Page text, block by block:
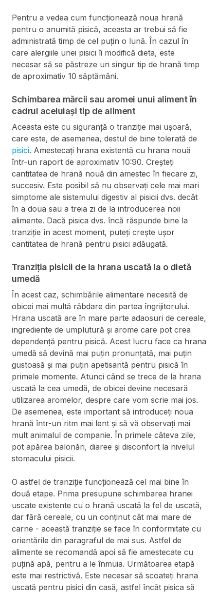
Pentru a vedea cum funcționează noua hrană
pentru o anumită pisică, aceasta ar trebui să fie
administrată timp de cel puțin o lună. În cazul în
care alergiile unei pisici îi modifică dieta, este
necesar să se păstreze un singur tip de hrană timp
de aproximativ 10 săptămâni.
Schimbarea mărcii sau aromei unui aliment în
cadrul aceluiași tip de aliment
Aceasta este cu siguranță o tranziție mai ușoară,
care este, de asemenea, destul de bine tolerată de
pisici. Amestecați hrana existentă cu hrana nouă
într-un raport de aproximativ 10:90. Creșteți
cantitatea de hrană nouă din amestec în fiecare zi,
succesiv. Este posibil să nu observați cele mai mari
simptome ale sistemului digestiv al pisicii dvs. decât
în a doua sau a treia zi de la introducerea noii
alimente. Dacă pisica dvs. încă răspunde bine la
tranziție în acest moment, puteți crește ușor
cantitatea de hrană pentru pisici adăugată.
Tranziția pisicii de la hrana uscată la o dietă
umedă
În acest caz, schimbările alimentare necesită de
obicei mai multă răbdare din partea îngrijitorului.
Hrana uscată are în mare parte adaosuri de cereale,
ingrediente de umplutură și arome care pot crea
dependență pentru pisică. Acest lucru face ca hrana
umedă să devină mai puțin pronunțată, mai puțin
gustoasă și mai puțin apetisantă pentru pisică în
primele momente. Atunci când se trece de la hrana
uscată la cea umedă, de obicei devine necesară
utilizarea aromelor, despre care vom scrie mai jos.
De asemenea, este important să introduceți noua
hrană într-un ritm mai lent și să vă observați mai
mult animalul de companie. În primele câteva zile,
pot apărea balonări, diaree și disconfort la nivelul
stomacului pisicii.
O astfel de tranziție funcționează cel mai bine în
două etape. Prima presupune schimbarea hranei
uscate existente cu o hrană uscată la fel de uscată,
dar fără cereale, cu un conținut cât mai mare de
carne - această tranziție se face în conformitate cu
orientările din paragraful de mai sus. Astfel de
alimente se recomandă apoi să fie amestecate cu
puțină apă, pentru a le înmuia. Următoarea etapă
este mai restrictivă. Este necesar să scoateți hrana
uscată pentru pisici din casă, astfel încât pisica să